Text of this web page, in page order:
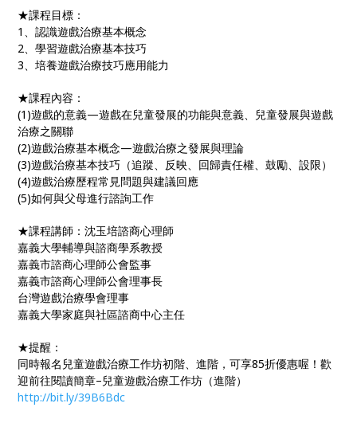
★課程目標：
1、認識遊戲治療基本概念
2、學習遊戲治療基本技巧
3、培養遊戲治療技巧應用能力
★課程內容：
(1)遊戲的意義—遊戲在兒童發展的功能與意義、兒童發展與遊戲
治療之關聯
(2)遊戲治療基本概念—遊戲治療之發展與理論
(3)遊戲治療基本技巧（追蹤、反映、回歸責任權、鼓勵、設限）
(4)遊戲治療歷程常見問題與建議回應
(5)如何與父母進行諮詢工作
★課程講師：沈玉培諮商心理師
嘉義大學輔導與諮商學系教授
嘉義市諮商心理師公會監事
嘉義市諮商心理師公會理事長
台灣遊戲治療學會理事
嘉義大學家庭與社區諮商中心主任
★提醒：
同時報名兒童遊戲治療工作坊初階、進階，可享85折優惠喔！歡
迎前往閱讀簡章–兒童遊戲治療工作坊（進階）
http://bit.ly/39B6Bdc